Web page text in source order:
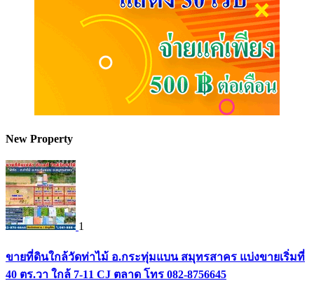
New Property
1
ขายที่ดินใกล้วัดท่าไม้ อ.กระทุ่มแบน สมุทรสาคร แบ่งขายเริ่มที่
40 ตร.วา ใกล้ 7-11 CJ ตลาด โทร 082-8756645